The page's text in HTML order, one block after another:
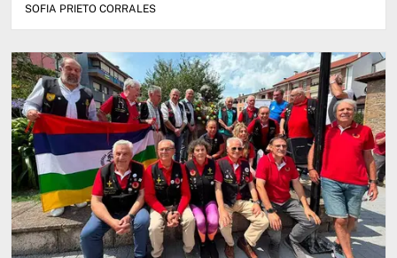
SOFIA PRIETO CORRALES